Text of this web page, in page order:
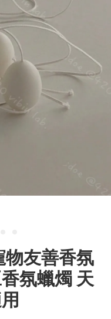
物友善香氛
氛蠟燭 天